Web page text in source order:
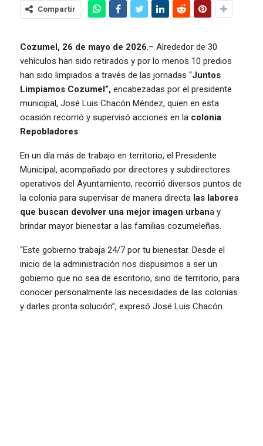
Compartir
Cozumel, 26 de mayo de 2026.– Alrededor de 30
vehículos han sido retirados y por lo menos 10 predios
han sido limpiados a través de las jornadas “Juntos
Limpiamos Cozumel”, encabezadas por el presidente
municipal, José Luis Chacón Méndez, quien en esta
ocasión recorrió y supervisó acciones en la colonia
Repobladores.
En un día más de trabajo en territorio, el Presidente
Municipal, acompañado por directores y subdirectores
operativos del Ayuntamiento, recorrió diversos puntos de
la colonia para supervisar de manera directa las labores
que buscan devolver una mejor imagen urbana y
brindar mayor bienestar a las familias cozumeleñas.
“Este gobierno trabaja 24/7 por tu bienestar. Desde el
inicio de la administración nos dispusimos a ser un
gobierno que no sea de escritorio, sino de territorio, para
conocer personalmente las necesidades de las colonias
y darles pronta solución”, expresó José Luis Chacón.